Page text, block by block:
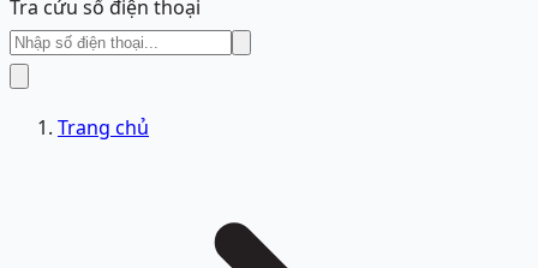
Tra cứu số điện thoại
Trang chủ